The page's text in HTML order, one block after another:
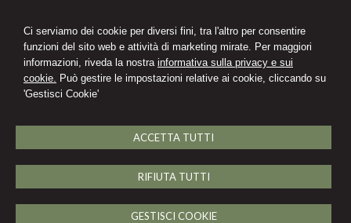
Ci serviamo dei cookie per diversi fini, tra l'altro per consentire
funzioni del sito web e attività di marketing mirate. Per maggiori
informazioni, riveda la nostra informativa sulla privacy e sui
cookie. Può gestire le impostazioni relative ai cookie, cliccando su
'Gestisci Cookie'
ACCETTA TUTTI
RIFIUTA TUTTI
GESTISCI COOKIE